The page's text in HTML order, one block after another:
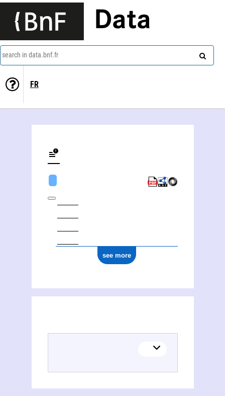
Data
search in data.bnf.fr
FR
see more